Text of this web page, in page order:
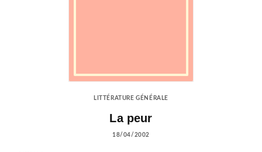
LITTÉRATURE GÉNÉRALE
La peur
18/04/2002